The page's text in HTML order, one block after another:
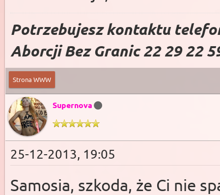
Potrzebujesz kontaktu
Aborcji Bez Granic 22 29 22
Strona WWW
Supernova
25-12-2013, 19:05
Samosia, szkoda, że Ci nie